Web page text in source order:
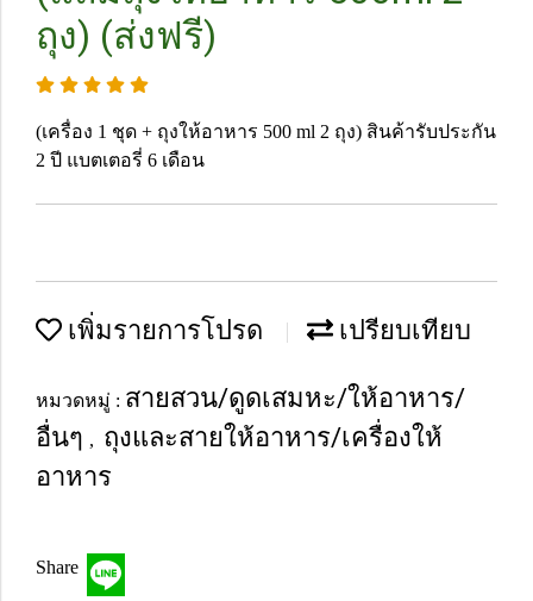
ถุง) (ส่งฟรี)
(เครื่อง 1 ชุด + ถุงให้อาหาร 500 ml 2 ถุง) สินค้ารับประกัน
2 ปี แบตเตอรี่ 6 เดือน
เพิ่มรายการโปรด เปรียบเทียบ
หมวดหมู่ : สายสวน/ดูดเสมหะ/ให้อาหาร/
อื่นๆ , ถุงและสายให้อาหาร/เครื่องให้
อาหาร
Share